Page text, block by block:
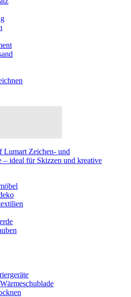
Lumart Zeichen- und
– ideal für Skizzen und kreative